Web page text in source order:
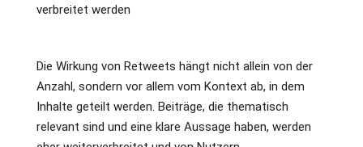
Die Wirkung von Retweets hängt nicht allein von der
Anzahl, sondern vor allem vom Kontext ab, in dem
Inhalte geteilt werden. Beiträge, die thematisch
relevant sind und eine klare Aussage haben, werden